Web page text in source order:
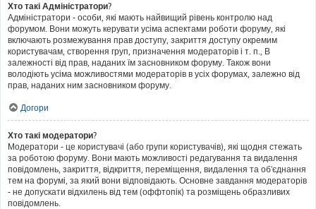
Хто такі Адміністратори?
Адміністратори - особи, які мають найвищий рівень контролю над
форумом. Вони можуть керувати усіма аспектами роботи форуму, які
включають розмежування прав доступу, закриття доступу окремим
користувачам, створення груп, призначення модераторів і т. п., В
залежності від прав, наданих їм засновником форуму. Також вони
володіють усіма можливостями модераторів в усіх форумах, залежно від
прав, наданих ним засновником форуму.
Догори
Хто такі модератори?
Модератори - це користувачі (або групи користувачів), які щодня стежать
за роботою форуму. Вони мають можливості редагування та видалення
повідомлень, закриття, відкриття, переміщення, видалення та об'єднання
тем на форумі, за який вони відповідають. Основне завдання модераторів
- не допускати відхилень від тем (оффтопік) та розміщень образливих
повідомлень.